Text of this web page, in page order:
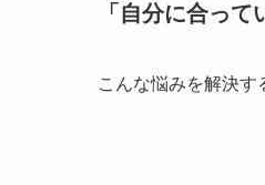
「自分に合って
こんな悩みを解決す